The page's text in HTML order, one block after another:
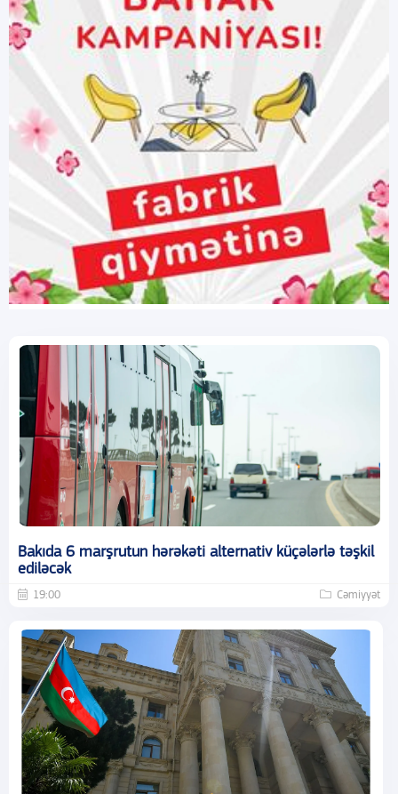
Bakıda 6 marşrutun hərəkəti alternativ küçələrlə təşkil
ediləcək
19:00 Cəmiyyət